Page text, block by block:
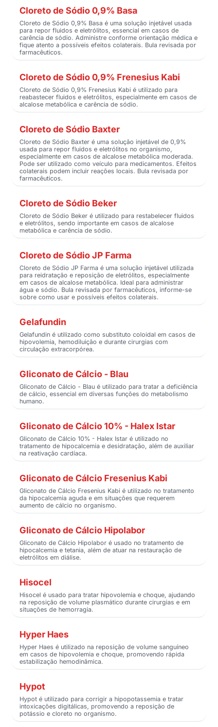
Cloreto de Sódio 0,9% Basa
Cloreto de Sódio 0,9% Basa é uma solução injetável usada
para repor fluidos e eletrólitos, essencial em casos de
carência de sódio. Administre conforme orientação médica e
fique atento a possíveis efeitos colaterais. Bula revisada por
farmacêuticos.
Cloreto de Sódio 0,9% Frenesius Kabi
Cloreto de Sódio 0,9% Frenesius Kabi é utilizado para
reabastecer fluidos e eletrólitos, especialmente em casos de
alcalose metabólica e carência de sódio.
Cloreto de Sódio Baxter
Cloreto de Sódio Baxter é uma solução injetável de 0,9%
usada para repor fluidos e eletrólitos no organismo,
especialmente em casos de alcalose metabólica moderada.
Pode ser utilizado como veículo para medicamentos. Efeitos
colaterais podem incluir reações locais. Bula revisada por
farmacêuticos.
Cloreto de Sódio Beker
Cloreto de Sódio Beker é utilizado para restabelecer fluidos
e eletrólitos, sendo importante em casos de alcalose
metabólica e carência de sódio.
Cloreto de Sódio JP Farma
Cloreto de Sódio JP Farma é uma solução injetável utilizada
para reidratação e reposição de eletrólitos, especialmente
em casos de alcalose metabólica. Ideal para administrar
água e sódio. Bula revisada por farmacêuticos, informe-se
sobre como usar e possíveis efeitos colaterais.
Gelafundin
Gelafundin é utilizado como substituto coloidal em casos de
hipovolemia, hemodiluição e durante cirurgias com
circulação extracorpórea.
Gliconato de Cálcio - Blau
Gliconato de Cálcio - Blau é utilizado para tratar a deficiência
de cálcio, essencial em diversas funções do metabolismo
humano.
Gliconato de Cálcio 10% - Halex Istar
Gliconato de Cálcio 10% - Halex Istar é utilizado no
tratamento de hipocalcemia e desidratação, além de auxiliar
na reativação cardíaca.
Gliconato de Cálcio Fresenius Kabi
Gliconato de Cálcio Fresenius Kabi é utilizado no tratamento
da hipocalcemia aguda e em situações que requerem
aumento de cálcio no organismo.
Gliconato de Cálcio Hipolabor
Gliconato de Cálcio Hipolabor é usado no tratamento de
hipocalcemia e tetania, além de atuar na restauração de
eletrólitos em diálise.
Hisocel
Hisocel é usado para tratar hipovolemia e choque, ajudando
na reposição de volume plasmático durante cirurgias e em
situações de hemorragia.
Hyper Haes
Hyper Haes é utilizado na reposição de volume sanguíneo
em casos de hipovolemia e choque, promovendo rápida
estabilização hemodinâmica.
Hypot
Hypot é utilizado para corrigir a hipopotassemia e tratar
intoxicações digitálicas, promovendo a reposição de
potássio e cloreto no organismo.